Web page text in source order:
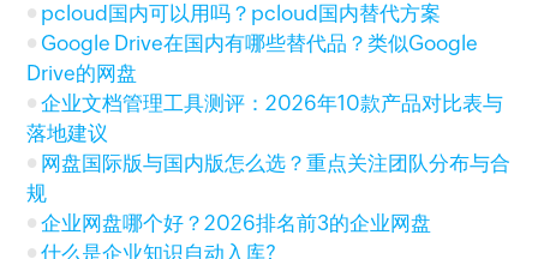
pcloud国内可以用吗？pcloud国内替代方案
Google Drive在国内有哪些替代品？类似Google
Drive的网盘
企业文档管理工具测评：2026年10款产品对比表与
落地建议
网盘国际版与国内版怎么选？重点关注团队分布与合
规
企业网盘哪个好？2026排名前3的企业网盘
什么是企业知识自动入库?